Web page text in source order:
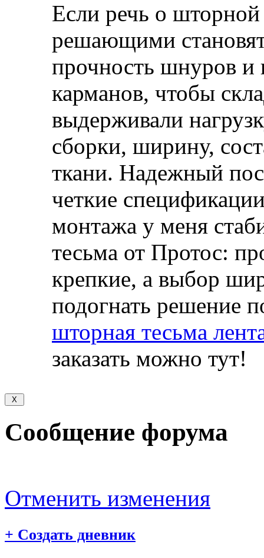
Если речь о
решающими
прочность шнуров и
карманов, чтобы
выдерживали
сборки, ширину,
ткани. Надежный
четкие
монтажа у меня
тесьма от Протос:
крепкие, а выбор
подогнать решение
шторная тесьма
заказать можно тут!
Сообщение форума
Отменить изменения
+ Создать дневник